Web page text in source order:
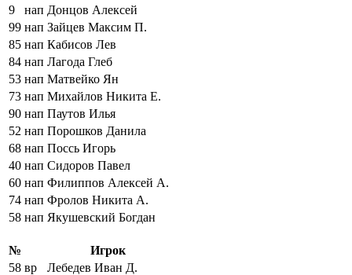
9
нап Донцов Алексей
99 нап Зайцев Максим П.
85 нап Кабисов Лев
84 нап Лагода Глеб
53 нап Матвейко Ян
73 нап Михайлов Никита Е.
90 нап Паутов Илья
52 нап Порошков Данила
68 нап Поссь Игорь
40 нап Сидоров Павел
60 нап Филиппов Алексей А.
74 нап Фролов Никита А.
58 нап Якушевский Богдан
№
Игрок
58 вр
Лебедев Иван Д.